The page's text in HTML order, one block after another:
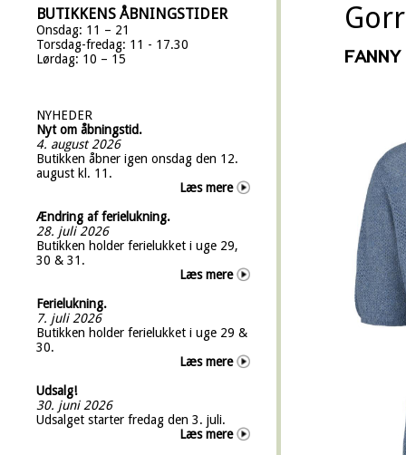
BUTIKKENS ÅBNINGSTIDER
Onsdag: 11 – 21
Torsdag-fredag: 11 - 17.30
Lørdag: 10 – 15
NYHEDER
Nyt om åbningstid.
4. august 2026
Butikken åbner igen onsdag den 12.
august kl. 11.
Læs mere
Ændring af ferielukning.
28. juli 2026
Butikken holder ferielukket i uge 29,
30 & 31.
Læs mere
Ferielukning.
7. juli 2026
Butikken holder ferielukket i uge 29 &
30.
Læs mere
Udsalg!
30. juni 2026
Udsalget starter fredag den 3. juli.
Læs mere